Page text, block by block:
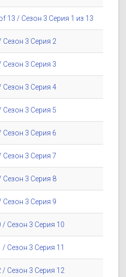
13 / Сезон 3 Серия 1 из 13
Сезон 3 Серия 2
Сезон 3 Серия 3
Сезон 3 Серия 4
Сезон 3 Серия 5
Сезон 3 Серия 6
Сезон 3 Серия 7
Сезон 3 Серия 8
Сезон 3 Серия 9
/ Сезон 3 Серия 10
Сезон 3 Серия 11
/ Сезон 3 Серия 12